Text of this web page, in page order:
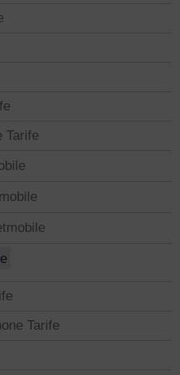
Tarife
Tarife